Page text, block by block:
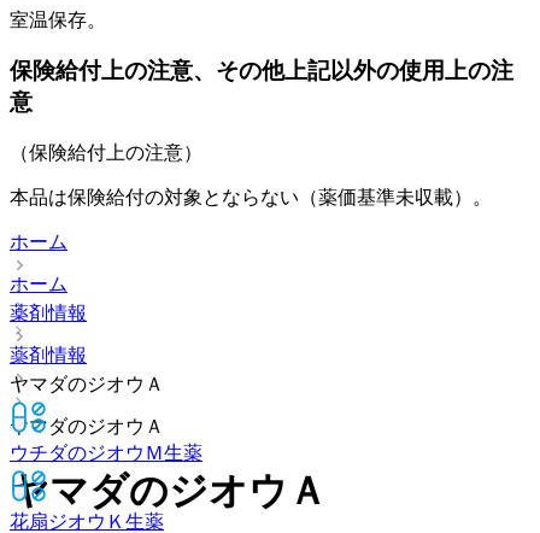
室温保存。
保険給付上の注意、その他上記以外の使用上の注
意
（保険給付上の注意）
本品は保険給付の対象とならない（薬価基準未収載）。
ホーム
薬剤情報
ヤマダのジオウＡ
ウチダのジオウＭ生薬
花扇ジオウＫ 生薬
ホーム
薬剤情報
ヤマダのジオウＡ
ヤマダのジオウＡ